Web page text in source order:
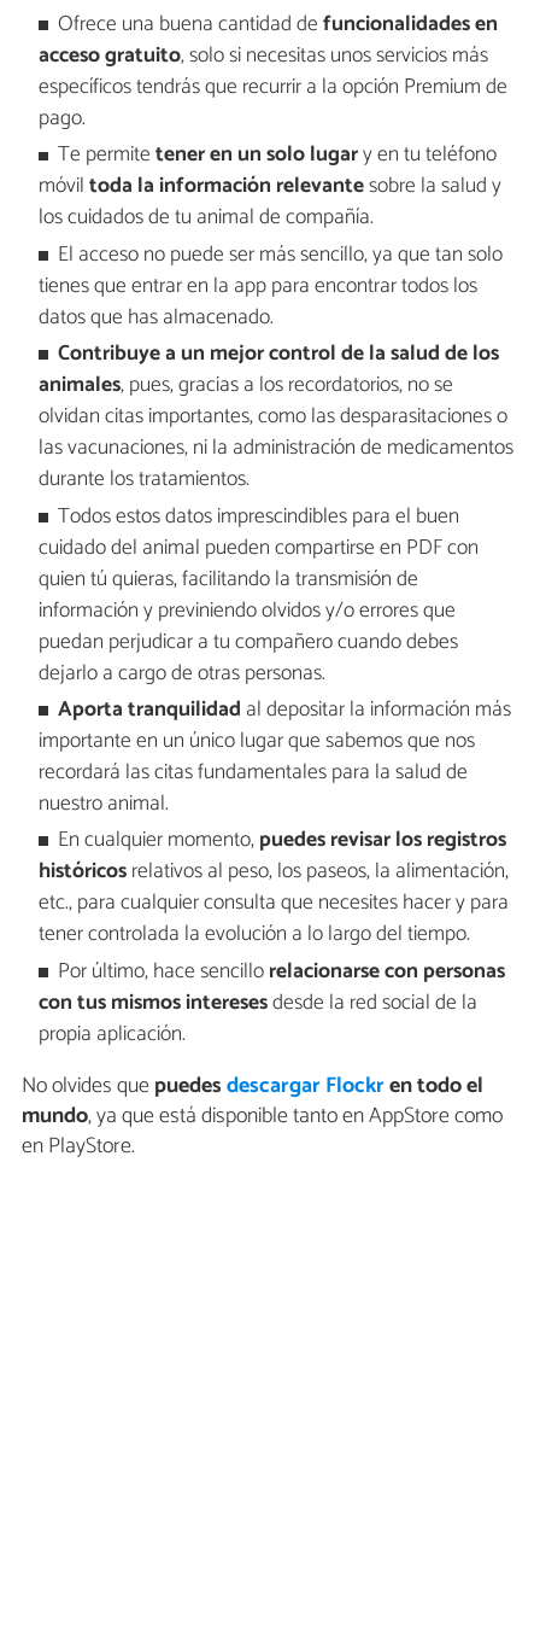
Ofrece una buena cantidad defuncionalidades en
acceso gratuito, solo si necesitas unos servicios más
específicos tendrás que recurrir a la opción Premium de
pago.
Te permitetener en un solo lugary en tu teléfono
móviltoda la información relevantesobre la salud y
los cuidados de tu animal de compañía.
El acceso no puede ser más sencillo, ya que tan solo
tienes que entrar en la app para encontrar todos los
datos que has almacenado.
Contribuye a un mejor control de la salud de los
animales, pues, gracias a los recordatorios, no se
olvidan citas importantes, como las desparasitaciones o
las vacunaciones, ni la administración de medicamentos
durante los tratamientos.
Todos estos datos imprescindibles para el buen
cuidado del animal pueden compartirse en PDF con
quien tú quieras, facilitando la transmisión de
información y previniendo olvidos y/o errores que
puedan perjudicar a tu compañero cuando debes
dejarlo a cargo de otras personas.
Aporta tranquilidad al depositar la información más
importante en un único lugar que sabemos que nos
recordará las citas fundamentales para la salud de
nuestro animal.
En cualquier momento,puedes revisar los registros
históricosrelativos al peso, los paseos, la alimentación,
etc., para cualquier consulta que necesites hacer y para
tener controlada la evolución a lo largo del tiempo.
Por último, hace sencillorelacionarse con personas
con tus mismos interesesdesde la red social de la
propia aplicación.
No olvides quepuedesdescargar Flockren todo el
mundo, ya que está disponible tanto en AppStore como
en PlayStore.